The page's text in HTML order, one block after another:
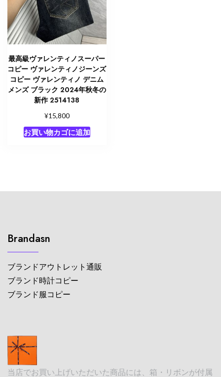
最高級ヴァレンティノスーパー
コピー ヴァレンティノジーンズ
コピー ヴァレンティノ デニム
メンズ ブラック 2024年秋冬の
新作 2514138
¥15,800
お買い物カゴに追加
Brandasn
ブランドアウトレット通販
ブランド時計コピー
ブランド服コピー
当店でお買い上げいただいた商品には、箱・リボンが付属